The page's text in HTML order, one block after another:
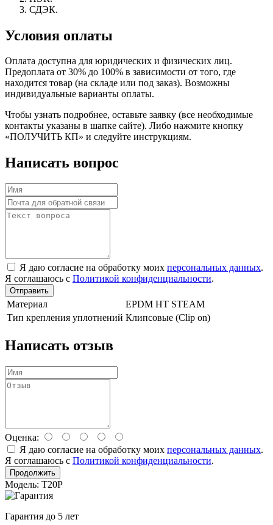
СДЭК.
Условия оплаты
Оплата доступна для юридических и физических лиц.
Предоплата от 30% до 100% в зависимости от того, где
находится товар (на складе или под заказ). Возможны
индивидуальные варианты оплаты.
Чтобы узнать подробнее, оставьте заявку (все необходимые
контакты указаны в шапке сайте). Либо нажмите кнопку
«ПОЛУЧИТЬ КП» и следуйте инструкциям.
Написать вопрос
Я даю согласие на обработку моих персональных данных.
Я соглашаюсь с Политикой конфиденциальности.
Отправить
Материал
EPDM HT STEAM
Тип крепления уплотнений Клипсовые (Clip on)
Написать отзыв
Оценка:
Я даю согласие на обработку моих персональных данных.
Я соглашаюсь с Политикой конфиденциальности.
Продолжить
Модель: T20P
Гарантия до 5 лет